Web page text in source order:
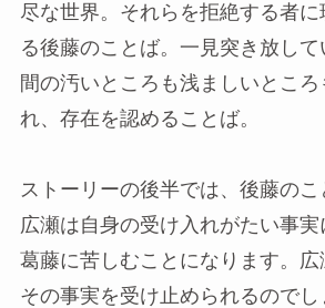
尽な世界。それらを拒絶する者
る後藤のことば。一見突き放して
間の汚いところも浅ましいところ
れ、存在を認めることば。
ストーリーの後半では、後藤のこ
広瀬は自身の受け入れがたい事実
葛藤に苦しむことになります。広
その事実を受け止められるのでし